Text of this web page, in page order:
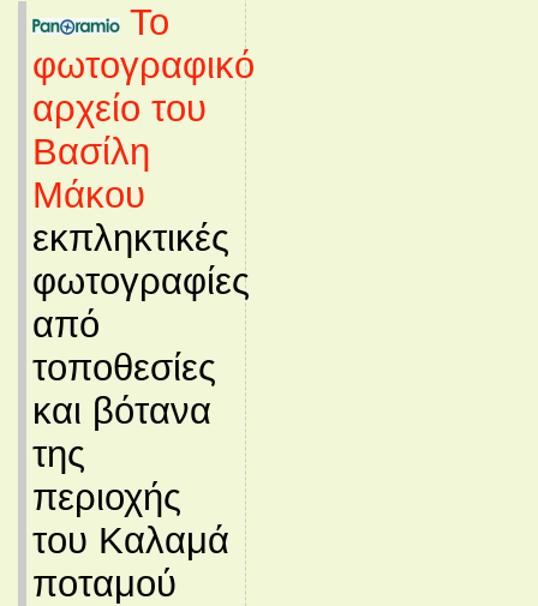
Το
φωτογραφικό
αρχείο του
Βασίλη
Μάκου
εκπληκτικές
φωτογραφίες
από
τοποθεσίες
και βότανα
της
περιοχής
του Καλαμά
ποταμού